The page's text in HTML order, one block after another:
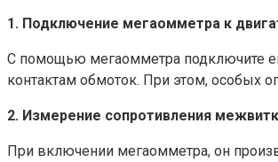
1. Подключение мегаомметра к
С помощью мегаомметра подключите
контактам обмоток. При этом, особых
2. Измерение сопротивления
При включении мегаомметра, он